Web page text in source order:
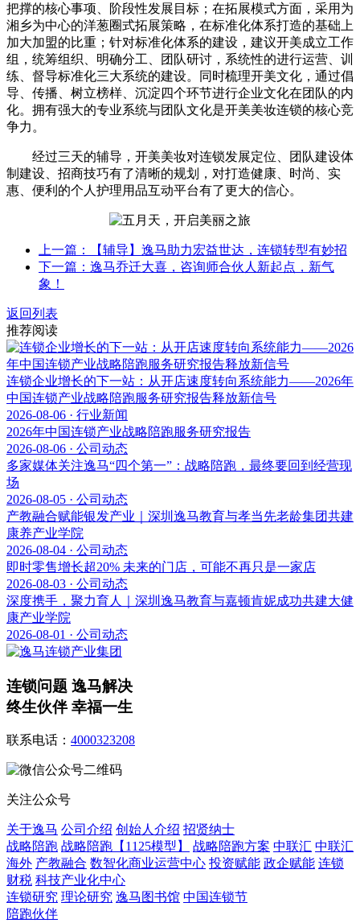
把撑的核心事项、阶段性发展目标；在拓展模式方面，采用为
湘乡为中心的洋葱圈式拓展策略，在标准化体系打造的基础上
加大加盟的比重；针对标准化体系的建设，建议开美成立工作
组，统筹组织、明确分工、团队研讨，系统性的进行运营、训
练、督导标准化三大系统的建设。同时梳理开美文化，通过倡
导、传播、树立榜样、沉淀四个环节进行企业文化在团队的内
化。拥有强大的专业系统与团队文化是开美美妆连锁的核心竞
争力。
经过三天的辅导，开美美妆对连锁发展定位、团队建设体
制建设、招商技巧有了清晰的规划，对打造健康、时尚、实
惠、便利的个人护理用品互动平台有了更大的信心。
上一篇：【辅导】逸马助力宏益世达，连锁转型有妙招
下一篇：逸马乔迁大喜，咨询师合伙人新起点，新气
象！
返回列表
推荐阅读
连锁企业增长的下一站：从开店速度转向系统能力——2026年
中国连锁产业战略陪跑服务研究报告释放新信号
2026-08-06 · 行业新闻
2026年中国连锁产业战略陪跑服务研究报告
2026-08-06 · 公司动态
多家媒体关注逸马“四个第一”：战略陪跑，最终要回到经营现
场
2026-08-05 · 公司动态
产教融合赋能银发产业｜深圳逸马教育与孝当先老龄集团共建
康养产业学院
2026-08-04 · 公司动态
即时零售增长超20% 未来的门店，可能不再只是一家店
2026-08-03 · 公司动态
深度携手，聚力育人｜深圳逸马教育与嘉顿肯妮成功共建大健
康产业学院
2026-08-01 · 公司动态
连锁问题 逸马解决
终生伙伴 幸福一生
联系电话： 4000323208
关注公众号
关于逸马 公司介绍 创始人介绍 招贤纳士
战略陪跑 战略陪跑【1125模型】 战略陪跑方案 中联汇 中联汇
海外 产教融合 数智化商业运营中心 投资赋能 政企赋能 连锁
财税 科技产业化中心
连锁研究 理论研究 逸马图书馆 中国连锁节
陪跑伙伴